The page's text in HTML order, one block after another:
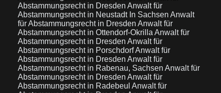
Abstammungsrecht in Dresden Anwalt für
Abstammungsrecht in Neustadt In Sachsen Anwalt
für Abstammungsrecht in Dresden Anwalt für
Abstammungsrecht in Ottendorf-Okrilla Anwalt für
Abstammungsrecht in Dresden Anwalt für
Abstammungsrecht in PorschdorfAnwalt für
Abstammungsrecht in Dresden Anwalt für
Abstammungsrecht in Rabenau, Sachsen Anwalt für
Abstammungsrecht in Dresden Anwalt für
Abstammungsrecht in Radebeul Anwalt für